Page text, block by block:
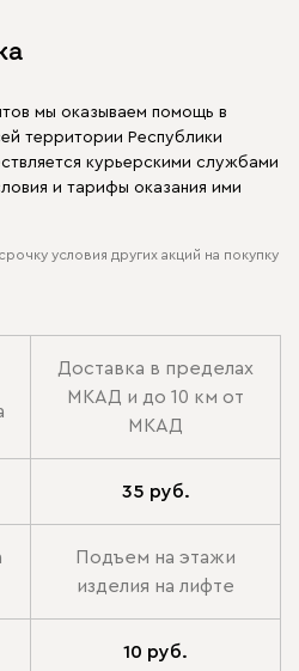
мы оказываем помощь в
территории Республики
курьерскими службами
и тарифы оказания ими
условия других акций на покупку
Доставка в пределах
МКАД и до 10 км от
МКАД
35 руб.
Подъем на этажи
изделия на лифте
10 руб.